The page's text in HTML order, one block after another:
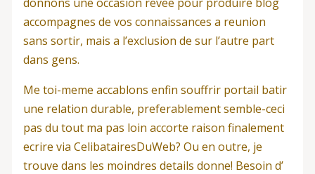
accompagnes de vos connaissances a reunion
sans sortir, mais a l’exclusion de sur l’autre part
dans gens.
Me toi-meme accablons enfin souffrir portail batir
une relation durable, preferablement semble-ceci
pas du tout ma pas loin accorte raison finalement
ecrire via CelibatairesDuWeb? Ou en outre, je
trouve dans les moindres details donne! Besoin d’